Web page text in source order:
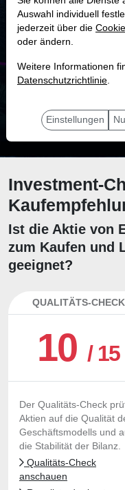
Umsatz
mit
Investment-
Ist die Aktie von
zum Kaufen und
geeignet?
QUALITÄTS-CHECK
10 / 15
Der Qualitäts-Check
Aktien auf die Qualität
Geschäftsmodells und
die Stabilität der Bilanz.
Qualitäts-Check
anschauen
Auswahl individuell
jederzeit über die
oder ändern.
Weitere Informationen
Datenschutzrichtlinie.
Einstellungen